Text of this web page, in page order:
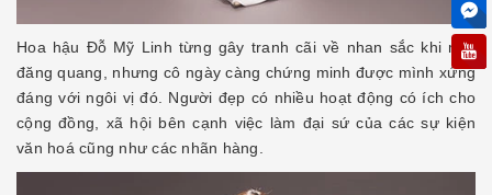
Hoa hậu Đỗ Mỹ Linh từng gây tranh cãi về nhan sắc khi mới
đăng quang, nhưng cô ngày càng chứng minh được mình xứng
đáng với ngôi vị đó. Người đẹp có nhiều hoạt động có ích cho
cộng đồng, xã hội bên cạnh việc làm đại sứ của các sự kiện
văn hoá cũng như các nhãn hàng.